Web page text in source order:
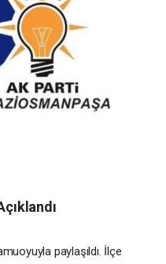
paylaşıldı. İlçe